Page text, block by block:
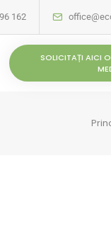
162
SOLICITAȚI AICI